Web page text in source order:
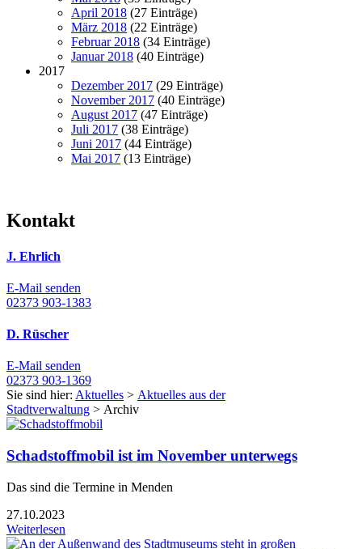
April 2018 (27 Einträge)
März 2018 (22 Einträge)
Februar 2018 (34 Einträge)
Januar 2018 (40 Einträge)
2017
Dezember 2017 (29 Einträge)
November 2017 (40 Einträge)
August 2017 (47 Einträge)
Juli 2017 (38 Einträge)
Juni 2017 (44 Einträge)
Mai 2017 (13 Einträge)
Kontakt
J. Ehrlich
E-Mail senden
02373 903-1383
D. Rüscher
E-Mail senden
02373 903-1369
Sie sind hier: Aktuelles > Aktuelles aus der
Stadtverwaltung > Archiv
Schadstoffmobil ist im November unterwegs
Das sind die Termine in Menden
27.10.2023
Weiterlesen